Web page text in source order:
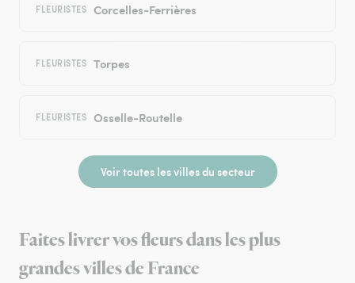
FLEURISTES Corcelles-Ferrières
FLEURISTES Torpes
FLEURISTES Osselle-Routelle
Voir toutes les villes du secteur
Faites livrer vos fleurs dans les plus
grandes villes de France